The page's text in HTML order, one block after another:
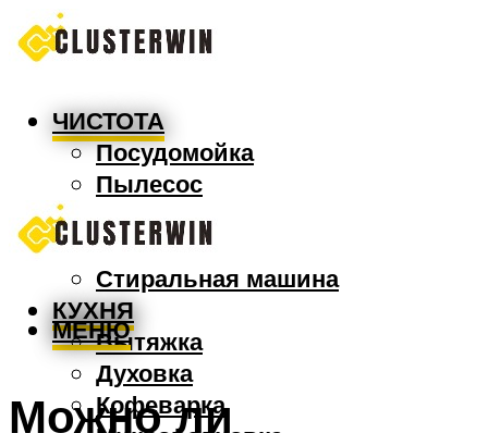
ЧИСТОТА
Посудомойка
Пылесос
Утюг
Швабра
Стиральная машина
КУХНЯ
Вытяжка
Духовка
Кофеварка
МЕНЮ
Можно ли